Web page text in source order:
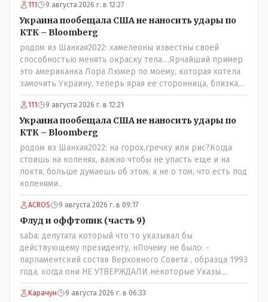
111 9 августа 2026 г. в 12:27
Украина пообещала США не наносить удары по
КТК – Bloomberg
родом из Шанхая2022: хамелеоны известны своей
способностью менять окраску тела....Ярчайший пример
это американка Лора Люмер по моему, которая хотела
замочить Украину, теперь ярая ее сторонница, близкая
к Трампу. Ну и западные страны тем более, которые
предоставляли Зеленскому убежище, чтоб он бежал и
которые развернулись потом на 180 или 360 градусов,
посмотрев на того, как он не сдался, но ты же там сам
живешь и многое знаешь о тех, на кого работаешь.. Это
просто прагматизм и ничего личного. Победим мы, они
встанут под нас и наоборот и все это понимают..
111 9 августа 2026 г. в 12:21
Украина пообещала США не наносить удары по
КТК – Bloomberg
родом из Шанхая2022: на горох,гречку или рис?Когда
стоишь на коленях, важно чтобы не упасть еще и на
локтя, больше думаешь об этом, а не о том, что есть под
коленями..
ACROS 9 августа 2026 г. в 09:17
Флуд и оффтопик (часть 9)
saba: депутата который что то указывал бы
действующему президенту, нПочему не было: -
парламентский состав Верховного Совета , образца 1993
года, когда они НЕ УТВЕРЖДАЛИ некоторые Указы
Назарбаева, особенно в части выборов и перевыборов и
некоторых вопросах внутренней политики, и тогда
Карачун 9 августа 2026 г. в 06:33